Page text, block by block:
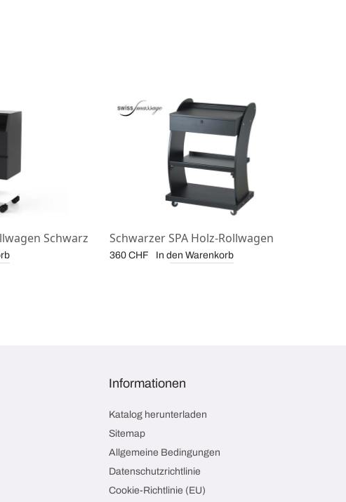
Schwarz Schwarzer SPA Holz-Rollwagen
360 CHF In den Warenkorb
Informationen
Katalog herunterladen
Sitemap
Allgemeine Bedingungen
Datenschutzrichtlinie
Cookie-Richtlinie (EU)